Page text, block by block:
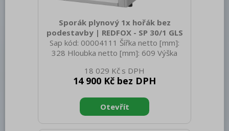
Sporák plynový 1x hořák bez
podestavby | REDFOX - SP 30/1 GLS
Sap kód: 00004111 Šířka netto [mm]:
328 Hloubka netto [mm]: 609 Výška
16.00 Šířka brutto [mm]: 650 Hloubka
brutto [mm]: 366 Výška brutto [mm]:
spotřebiče: Plynové zařízení Konstruční
typ zařízení: Stolní Výkon plynový [kW]:
4.500 Druh připojení plynu: Zemní plyn,
18 029 Kč
14 900 Kč bez DPH